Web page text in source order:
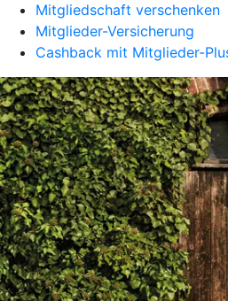
Mitgliedschaft verschenken
Mitglieder-Versicherung
Cashback mit Mitglieder-